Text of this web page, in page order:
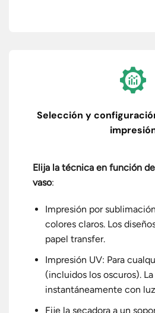
Selección y
Elija la técnica en función
vaso:
Impresión por
colores claros. Los
papel transfer.
Impresión UV: Para
(incluidos los oscuros).
instantáneamente con
Fije la secadora a un